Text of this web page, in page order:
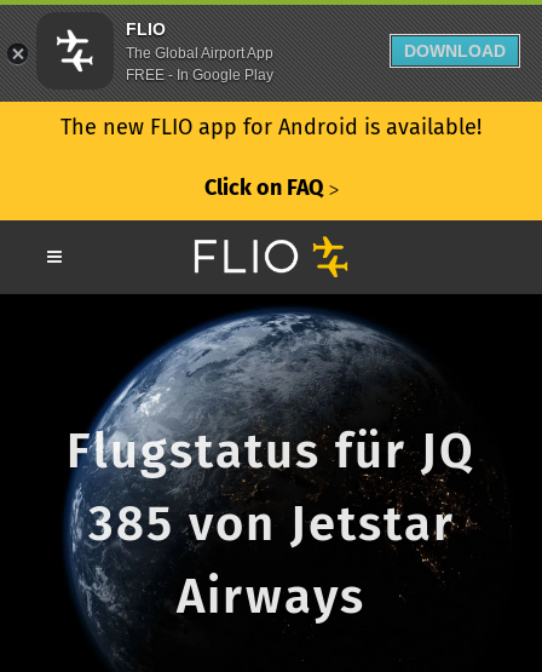
The new FLIO app for Android is available!
Click on FAQ ᐳ
Flugstatus für JQ
385 von Jetstar
Airways
FLIO
The Global Airport App
FREE - In Google Play
DOWNLOAD